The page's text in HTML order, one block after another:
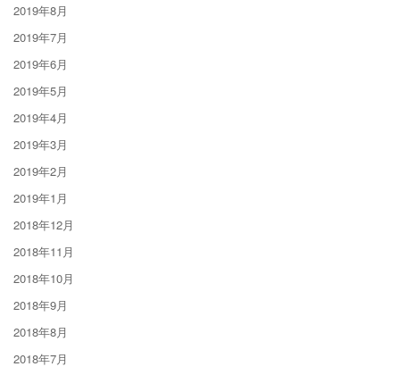
2019年8月
2019年7月
2019年6月
2019年5月
2019年4月
2019年3月
2019年2月
2019年1月
2018年12月
2018年11月
2018年10月
2018年9月
2018年8月
2018年7月